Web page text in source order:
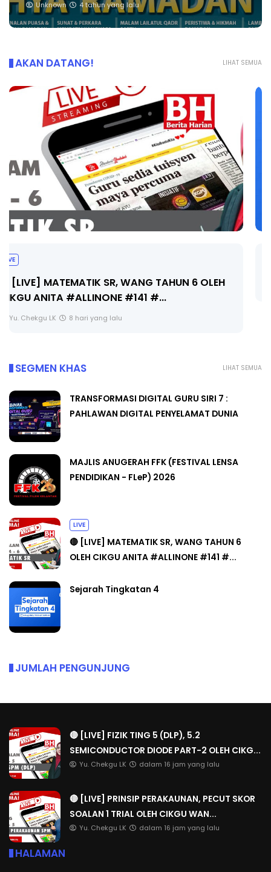
Unknown 4 tahun yang lalu
LIHAT SEMUA
AKAN DATANG!
Sejarah Tingkatan 4
Unknown 8 hari yang lalu
LIHAT SEMUA
SEGMEN KHAS
TRANSFORMASI DIGITAL GURU SIRI 7 :
PAHLAWAN DIGITAL PENYELAMAT DUNIA
MAJLIS ANUGERAH FFK (FESTIVAL LENSA
PENDIDIKAN - FLeP) 2026
LIVE
🔴 [LIVE] MATEMATIK SR, WANG TAHUN 6
OLEH CIKGU ANITA #ALLINONE #141 #...
Sejarah Tingkatan 4
JUMLAH PENGUNJUNG
🔴 [LIVE] FIZIK TING 5 (DLP), 5.2
SEMICONDUCTOR DIODE PART-2 OLEH CIKG...
Yu. Chekgu LK dalam 16 jam yang lalu
🔴 [LIVE] PRINSIP PERAKAUNAN, PECUT SKOR
SOALAN 1 TRIAL OLEH CIKGU WAN...
Yu. Chekgu LK dalam 16 jam yang lalu
HALAMAN